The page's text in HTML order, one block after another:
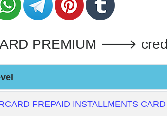
PREMIUM 🡒 credit
PREPAID INSTALLMENTS